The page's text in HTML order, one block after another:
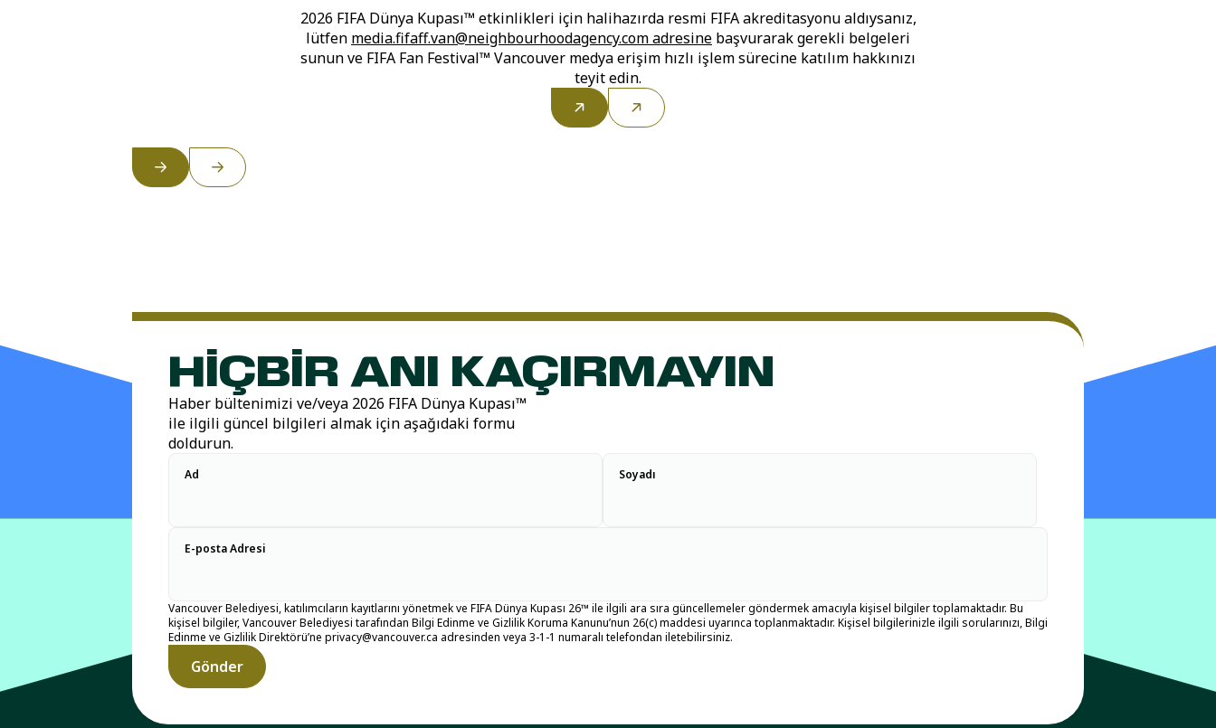
2026 FIFA Dünya Kupası™ etkinlikleri için halihazırda resmi FIFA akreditasyonu aldıysanız,
lütfen media.fifaff.van@neighbourhoodagency.com adresine başvurarak gerekli belgeleri
sunun ve FIFA Fan Festival™ Vancouver medya erişim hızlı işlem sürecine katılım hakkınızı
teyit edin.
HIÇBIR ANI KAÇIRMAYIN
Haber bültenimizi ve/veya 2026 FIFA Dünya Kupası™
ile ilgili güncel bilgileri almak için aşağıdaki formu
doldurun.
Ad Soyadı
E-posta Adresi
Vancouver Belediyesi, katılımcıların kayıtlarını yönetmek ve FIFA Dünya Kupası 26™ ile ilgili ara sıra güncellemeler göndermek amacıyla kişisel bilgiler toplamaktadır. Bu
kişisel bilgiler, Vancouver Belediyesi tarafından Bilgi Edinme ve Gizlilik Koruma Kanunu’nun 26(c) maddesi uyarınca toplanmaktadır. Kişisel bilgilerinizle ilgili sorularınızı, Bilgi
Edinme ve Gizlilik Direktörü’ne privacy@vancouver.ca adresinden veya 3-1-1 numaralı telefondan iletebilirsiniz.